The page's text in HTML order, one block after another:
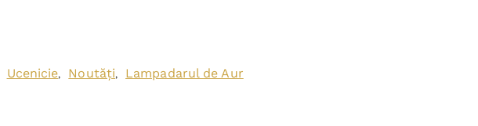
Ucenicie, Noutăți, Lampadarul de Aur